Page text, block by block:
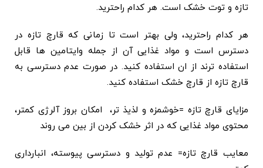
تازه و توت خشک است. هر کدام راحترید.
هر کدام راحترید، ولی بهتر است تا زمانی که قارچ تازه در
دسترس است و مواد غذایی آن از جمله وایتامین ها قابل
استفاده ترند از ان استفاده کنید. در صورت عدم دسترسی به
قارچ تازه از قارچ خشک استفاده کنید.
مزایای قارچ تازه =خوشمزه و لذیذ تر، امکان بروز آلرژی کمتر،
محتوی مواد غذایی که در اثر خشک کردن از بین می روند
معایب قارچ تازه= عدم تولید و دسترسی پیوسته، انبارداری